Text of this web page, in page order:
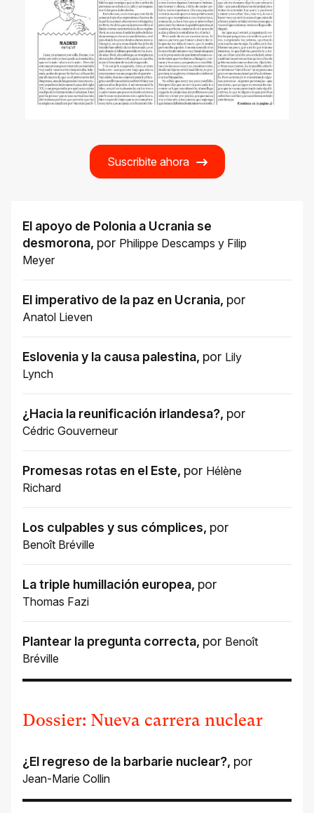
Suscribite ahora
El apoyo de Polonia a Ucrania se
desmorona, por Philippe Descamps y Filip
Meyer
El imperativo de la paz en Ucrania, por
Anatol Lieven
Eslovenia y la causa palestina, por Lily
Lynch
¿Hacia la reunificación irlandesa?, por
Cédric Gouverneur
Promesas rotas en el Este, por Hélène
Richard
Los culpables y sus cómplices, por
Benoît Bréville
La triple humillación europea, por
Thomas Fazi
Plantear la pregunta correcta, por Benoît
Bréville
Dossier: Nueva carrera nuclear
¿El regreso de la barbarie nuclear?, por
Jean-Marie Collin